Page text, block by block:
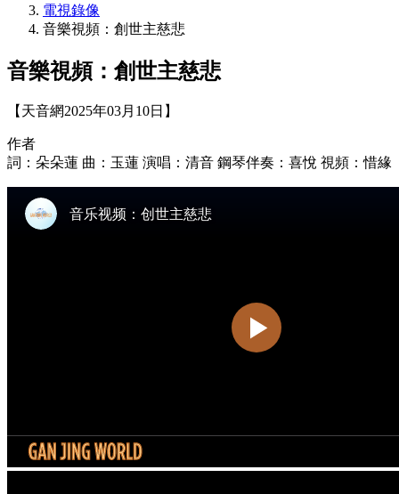
電視錄像
音樂視頻：創世主慈悲
音樂視頻：創世主慈悲
【天音網2025年03月10日】
作者
詞：朵朵蓮 曲：玉蓮 演唱：清音 鋼琴伴奏：喜悅 視頻：惜緣